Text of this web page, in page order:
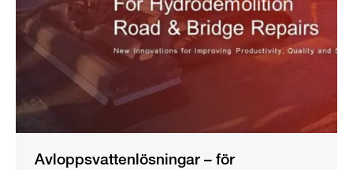
Avloppsvattenlösningar – för